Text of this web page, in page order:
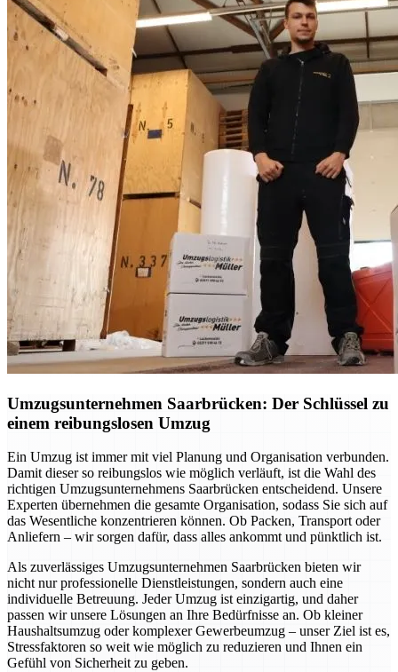
Umzugsunternehmen Saarbrücken: Der Schlüssel zu
einem reibungslosen Umzug
Ein Umzug ist immer mit viel Planung und Organisation verbunden.
Damit dieser so reibungslos wie möglich verläuft, ist die Wahl des
richtigen Umzugsunternehmens Saarbrücken entscheidend. Unsere
Experten übernehmen die gesamte Organisation, sodass Sie sich auf
das Wesentliche konzentrieren können. Ob Packen, Transport oder
Anliefern – wir sorgen dafür, dass alles ankommt und pünktlich ist.
Als zuverlässiges Umzugsunternehmen Saarbrücken bieten wir
nicht nur professionelle Dienstleistungen, sondern auch eine
individuelle Betreuung. Jeder Umzug ist einzigartig, und daher
passen wir unsere Lösungen an Ihre Bedürfnisse an. Ob kleiner
Haushaltsumzug oder komplexer Gewerbeumzug – unser Ziel ist es,
Stressfaktoren so weit wie möglich zu reduzieren und Ihnen ein
Gefühl von Sicherheit zu geben.